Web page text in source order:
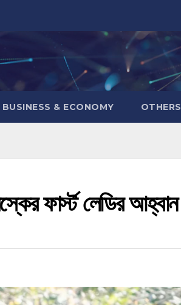
BUSINESS & ECONOMY OTHERS
ফার্স্ট লেডির আহ্বান